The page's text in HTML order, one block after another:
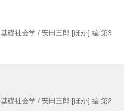
基礎社会学 / 安田三郎 [ほか] 編 第3
基礎社会学 / 安田三郎 [ほか] 編 第2